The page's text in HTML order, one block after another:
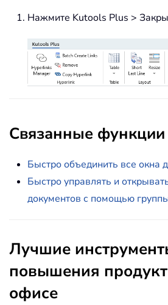
Нажмите Kutools Plus >
Связанные функции
Быстро объединить все окна
Быстро управлять и
документов с помощью
Лучшие
повышения
офисе